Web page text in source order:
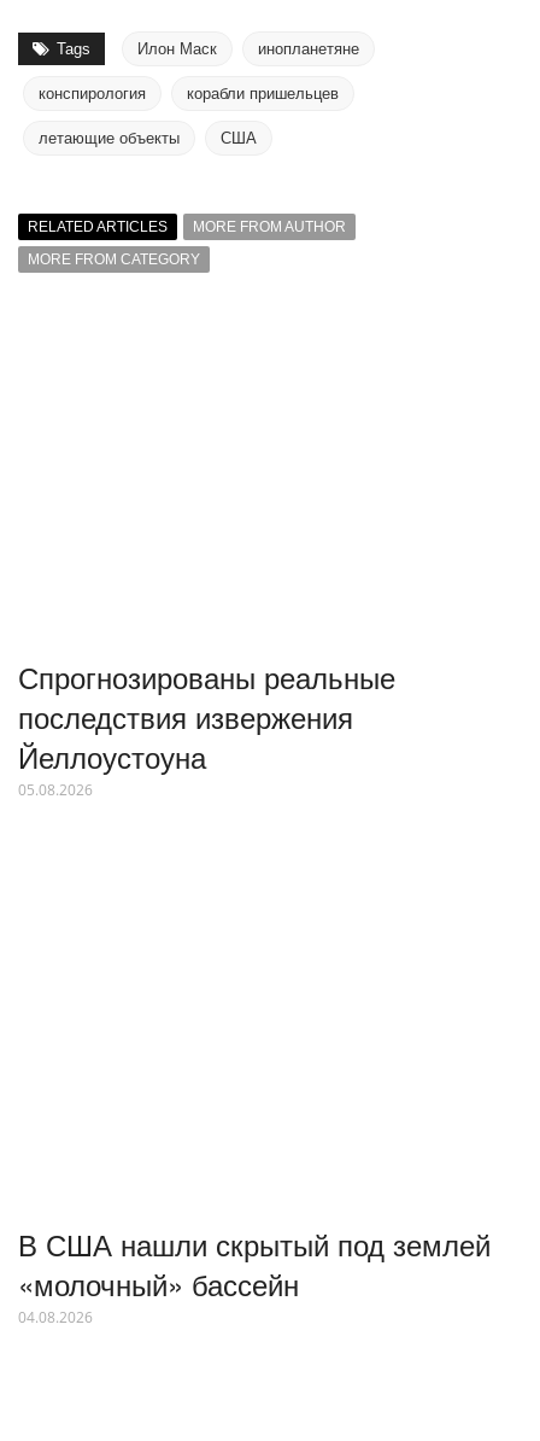
Tags Илон Маск инопланетяне
конспирология корабли пришельцев
летающие объекты США
RELATED ARTICLES
MORE FROM AUTHOR
MORE FROM CATEGORY
Спрогнозированы реальные
последствия извержения
Йеллоустоуна
05.08.2026
В США нашли скрытый под землей
«молочный» бассейн
04.08.2026